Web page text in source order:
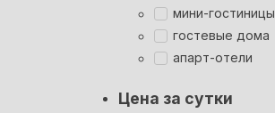
мини-гостиницы
гостевые дома
апарт-отели
Цена за сутки